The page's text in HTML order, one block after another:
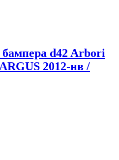
бампера d42 Arbori
2012-нв /